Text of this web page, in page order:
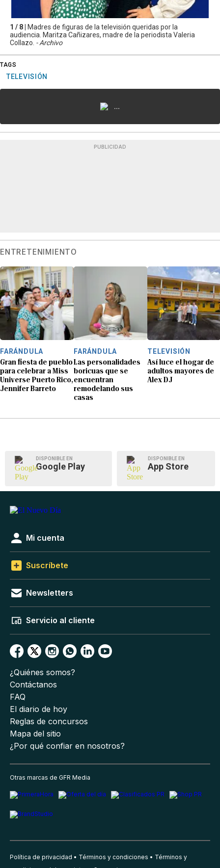
1 / 8 |
Madres de figuras de la televisión queridas por la
audiencia. Maritza Cañizares, madre de la periodista Valeria
Collazo. - Archivo
TAGS
TELEVISIÓN
...
PUBLICIDAD
ENTRETENIMIENTO
FARÁNDULA
Gran fiesta de pueblo
para celebrar a Miss
Universe Puerto Rico,
Jennifer Barreto
FARÁNDULA
Las personalidades
boricuas que se
encuentran
remodelando sus
casas
TELEVISIÓN
Así luce el hogar de
adultos mayores de
Alex DJ
DISPONIBLE EN
Google Play
DISPONIBLE EN
App Store
Mi cuenta
Suscríbete
Newsletters
Servicio al cliente
¿Quiénes somos?
Contáctanos
FAQ
El diario de hoy
Reglas de concursos
Mapa del sitio
¿Por qué confiar en nosotros?
Otras marcas de GFR Media
Política de privacidad Términos y condiciones
Términos y